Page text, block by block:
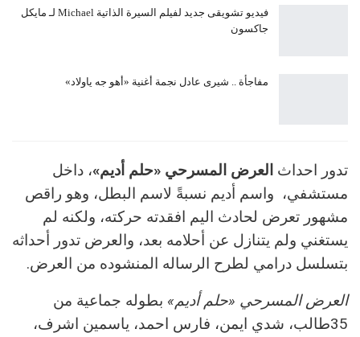
فيديو تشويقى جديد لفيلم السيرة الذاتية Michael لـ مايكل
جاكسون
مفاجأة .. شيرى عادل نجمة أغنية «أهو جه ياولاد»
تدور احداث العرض المسرحي «حلم أديم»، داخل
مستشفي، واسم أديم نسبةً لاسم البطل، وهو راقص
مشهور تعرض لحادث اليم افقدته حركته، ولكنه لم
يستغني ولم يتنازل عن أحلامه بعد، والعرض تدور أحداثه
بتسلسل درامي لطرح الرساله المنشوده من العرض.
العرض المسرحي «حلم أديم» بطوله جماعية من
35طالب، شدي ايمن، فارس احمد، ياسمين اشرف،